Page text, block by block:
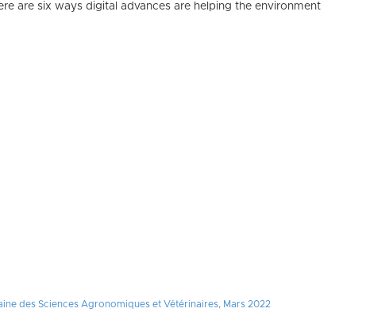
are six ways digital advances are helping the environment
des Sciences Agronomiques et Vétérinaires, Mars 2022